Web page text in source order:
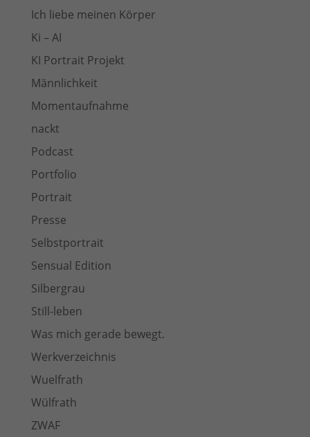
Ich liebe meinen Körper
Ki – AI
KI Portrait Projekt
Männlichkeit
Momentaufnahme
nackt
Podcast
Portfolio
Portrait
Presse
Selbstportrait
Sensual Edition
Silbergrau
Still-leben
Was mich gerade bewegt.
Werkverzeichnis
Wuelfrath
Wülfrath
ZWAF